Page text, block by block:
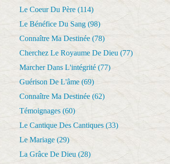
Le Coeur Du Père (114)
Le Bénéfice Du Sang (98)
Connaître Ma Destinée (78)
Cherchez Le Royaume De Dieu (77)
Marcher Dans L'intégrité (77)
Guérison De L'âme (69)
Connaître Ma Destinée (62)
Témoignages (60)
Le Cantique Des Cantiques (33)
Le Mariage (29)
La Grâce De Dieu (28)